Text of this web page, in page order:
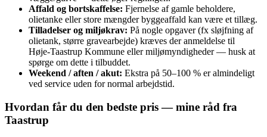
Affald og bortskaffelse: Fjernelse af gamle beholdere,
olietanke eller store mængder byggeaffald kan være et tillæg.
Tilladelser og miljøkrav: På nogle opgaver (fx sløjfning af
olietank, større gravearbejde) kræves der anmeldelse til
Høje‑Taastrup Kommune eller miljømyndigheder — husk at
spørge om dette i tilbuddet.
Weekend / aften / akut: Ekstra på 50–100 % er almindeligt
ved service uden for normal arbejdstid.
Hvordan får du den bedste pris — mine råd fra
Taastrup